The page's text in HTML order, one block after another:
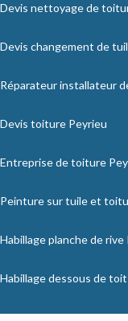
Devis nettoyage de
Devis changement de
Réparateur installateur
Devis toiture Peyrieu
Entreprise de toiture
Peinture sur tuile et
Habillage planche de rive
Habillage dessous de